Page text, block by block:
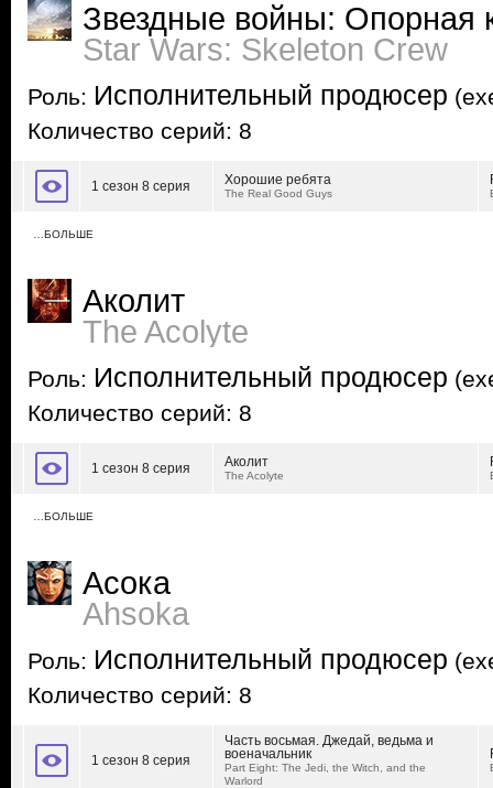
Звездные войны: Опорная
Star Wars: Skeleton Crew
Роль: Исполнительный продюсер
Количество серий: 8
1 сезон 8 серия Хорошие ребята
The Real Good Guys
…БОЛЬШЕ
Аколит
The Acolyte
Роль: Исполнительный продюсер
Количество серий: 8
1 сезон 8 серия Аколит
The Acolyte
…БОЛЬШЕ
Асока
Ahsoka
Роль: Исполнительный продюсер
Количество серий: 8
1 сезон 8 серия
Часть восьмая. Джедай, ведьма и
военачальник
Part Eight: The Jedi, the Witch, and the
Warlord